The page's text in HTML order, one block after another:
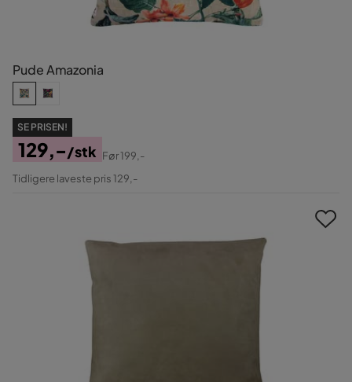
Pude Amazonia
SE PRISEN!
Pris
129,-/stk
Original
Før199,-
Tidligere laveste pris 129,-